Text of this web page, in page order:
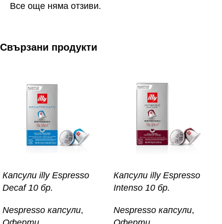
Все още няма отзиви.
Свързани продукти
Капсули illy Espresso
Decaf 10 бр.
Nespresso капсули,
Капсули illy Espresso
Intenso 10 бр.
Nespresso капсули,